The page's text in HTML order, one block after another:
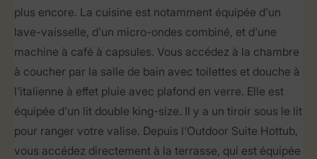
plus encore. La cuisine est notamment équipée d'un
lave-vaisselle, d'un micro-ondes combiné, et d'une
machine à café à capsules. Vous accédez à la chambre
à coucher par la salle de bain avec toilettes et douche à
l'italienne à effet pluie avec plafond en verre. Elle est
équipée d'un lit double king-size. Il y a un tiroir sous le lit
pour ranger votre valise. Depuis l'Outdoor Suite Hottub,
vous accédez directement à la terrasse, qui est équipée